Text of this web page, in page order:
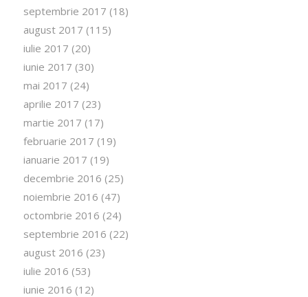
septembrie 2017 (18)
august 2017 (115)
iulie 2017 (20)
iunie 2017 (30)
mai 2017 (24)
aprilie 2017 (23)
martie 2017 (17)
februarie 2017 (19)
ianuarie 2017 (19)
decembrie 2016 (25)
noiembrie 2016 (47)
octombrie 2016 (24)
septembrie 2016 (22)
august 2016 (23)
iulie 2016 (53)
iunie 2016 (12)